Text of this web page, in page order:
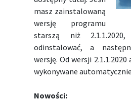
masz zainstalowaną
wersję programu
starszą niż
odinstalować, a
wersję. Od wersji
wykonywane
Nowości: